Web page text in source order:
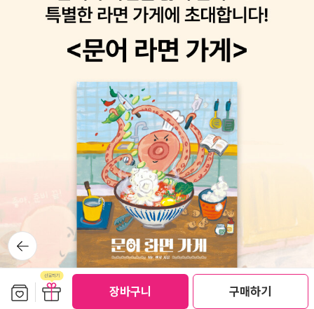
장바구니 구매하기
뒤로가
기